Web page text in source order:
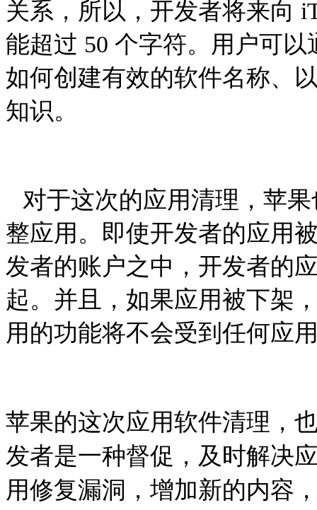
关系，所以，开发者将来向
能超过 50 个字符。用户可以
如何创建有效的软件名称、
知识。
对于这次的应用清理，苹
整应用。即使开发者的应用
发者的账户之中，开发者的
起。并且，如果应用被下架
用的功能将不会受到任何应
苹果的这次应用软件清理，
发者是一种督促，及时解决
用修复漏洞，增加新的内容